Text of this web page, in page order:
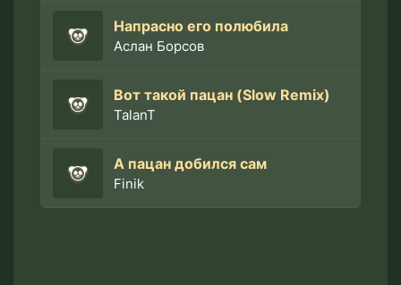
Напрасно его полюбила
Аслан Борсов
Вот такой пацан (Slow Remix)
TalanT
А пацан добился сам
Finik